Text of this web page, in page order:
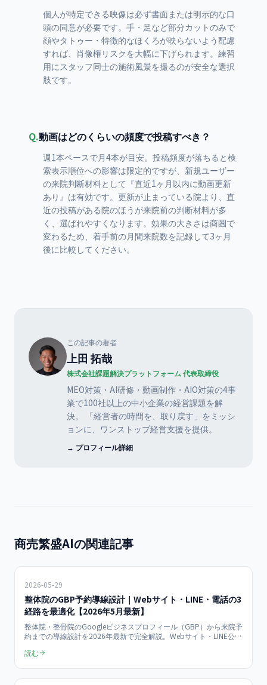
個人が特定できる映像は必ず書面または明示的な口
頭の同意が必要です。手・足など部分カットのみで
顔やタトゥー・特徴的なほくろが映らないよう配慮
すれば、肖像権リスクを大幅に下げられます。練習
用にスタッフ同士の施術風景を撮るのが安全な選択
肢です。
Q.動画はどのくらいの頻度で投稿すべき？
週1本ペースで月4本が目安。投稿頻度が落ちると検
索表示順位への影響は限定的ですが、新規ユーザー
の来院判断材料として『直近1ヶ月以内に動画更新
あり』は有効です。更新が止まっている院より、直
近の投稿がある院のほうが来院前の判断材料が多
く、選ばれやすくなります。効果の大きさは商圏で
変わるため、着手前の月間来院数を記録して3ヶ月
後に比較してください。
この記事の著者
上田 拓哉
株式会社課題解決プラットフォーム 代表取締役
MEO対策・AI研修・動画制作・AIO対策の4事
業で100社以上の中小企業の経営課題を解
決。 「経営者の時間を、取り戻す」をミッシ
ョンに、ワンストップ経営支援を提供。
→ プロフィール詳細
商売繁盛AIの関連記事
2026-05-29
整体院のGBP予約導線設計｜Webサイト・LINE・電話の3
経路を最適化【2026年5月最新】
整体院・整骨院のGoogleビジネスプロフィール（GBP）から来院予
約までの導線設計を2026年最新で完全解説。Webサイト・LINE公式
コンバージョン率比較、予約数+58%の実証データまで店舗オーナ
読む